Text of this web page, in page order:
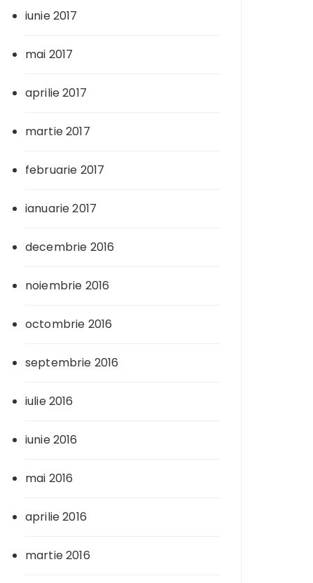
iunie 2017
mai 2017
aprilie 2017
martie 2017
februarie 2017
ianuarie 2017
decembrie 2016
noiembrie 2016
octombrie 2016
septembrie 2016
iulie 2016
iunie 2016
mai 2016
aprilie 2016
martie 2016